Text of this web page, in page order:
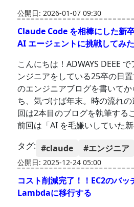
公開日: 2026-01-07 09:30
Claude Code を相棒にした新
AI エージェントに挑戦してみ
こんにちは！ADWAYS DEEE
ンジニアをしている25卒の日
のエンジニアブログを書いて
ち、気づけば年末。時の流れ
回は2本目のブログを執筆する
前回は「AI を毛嫌いしていた
タグ: #claude #エンジニア
公開日: 2025-12-24 05:00
コスト削減完了！！EC2のバ
Lambdaに移行する